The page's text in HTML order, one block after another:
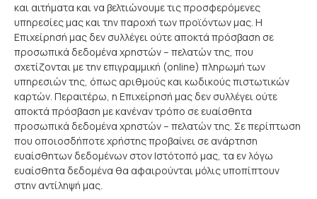
και αιτήματα και να βελτιώνουμε τις προσφερόμενες
υπηρεσίες μας και την παροχή των προϊόντων μας. Η
Επιχείρησή μας δεν συλλέγει ούτε αποκτά πρόσβαση σε
προσωπικά δεδομένα χρηστών – πελατών της, που
σχετίζονται με την επιγραμμική (online) πληρωμή των
υπηρεσιών της, όπως αριθμούς και κωδικούς πιστωτικών
καρτών. Περαιτέρω, η Επιχείρησή μας δεν συλλέγει ούτε
αποκτά πρόσβαση με κανέναν τρόπο σε ευαίσθητα
προσωπικά δεδομένα χρηστών – πελατών της. Σε περίπτωση
που οποιοσδήποτε χρήστης προβαίνει σε ανάρτηση
ευαίσθητων δεδομένων στον Ιστότοπό μας, τα εν λόγω
ευαίσθητα δεδομένα θα αφαιρούνται μόλις υποπίπτουν
στην αντίληψή μας.